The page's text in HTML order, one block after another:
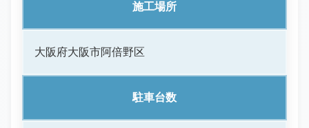
施工場所
大阪府大阪市阿倍野区
駐車台数